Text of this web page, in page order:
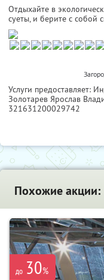
Отдыхайте в
суеты, и берите с собой
Услуги предоставляет:
Золотарев Ярослав
321631200029742
Похожие акции:
до 30%